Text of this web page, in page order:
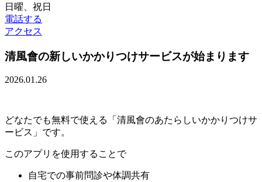
日曜、祝日
電話する
アクセス
清風會の新しいかかりつけサービスが始まります
2026.01.26
どなたでも無料で使える「清風會のあたらしいかかりつけサ
ービス」です。
このアプリを使用することで
自宅での事前問診や体調共有